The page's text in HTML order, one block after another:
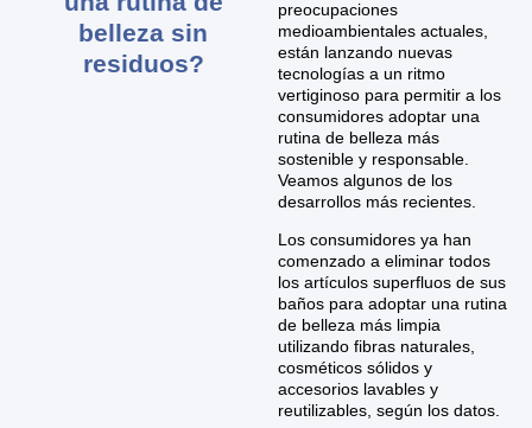
belleza sin
residuos?
preocupaciones
medioambientales actuales,
están lanzando nuevas
tecnologías a un ritmo
vertiginoso para permitir a los
consumidores adoptar una
rutina de belleza más
sostenible y responsable.
Veamos algunos de los
desarrollos más recientes.
Los consumidores ya han
comenzado a eliminar todos
los artículos superfluos de sus
baños para adoptar una rutina
de belleza más limpia
utilizando fibras naturales,
cosméticos sólidos y
accesorios lavables y
reutilizables, según los datos.